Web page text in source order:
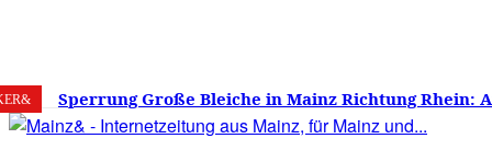
7. August 2026 22 Mainz
Sperrung Große Bleiche in Mainz Richtung Rhein:
verwirrt, Mainzer stinksauer – Haben die Mainzer